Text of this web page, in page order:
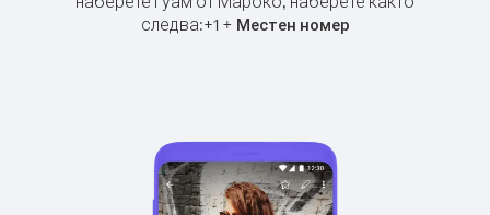
следва:+1+ Местен номер